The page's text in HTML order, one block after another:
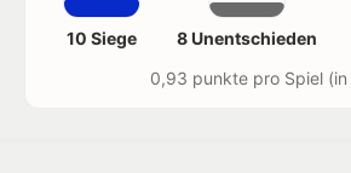
10 Siege 8 Unentschieden
0,93 punkte pro Spiel (in